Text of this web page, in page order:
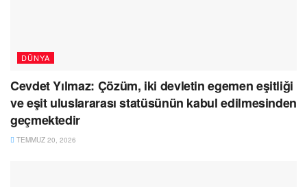
DÜNYA
Cevdet Yılmaz: Çözüm, iki devletin egemen eşitliği
ve eşit uluslararası statüsünün kabul edilmesinden
geçmektedir
TEMMUZ 20, 2026